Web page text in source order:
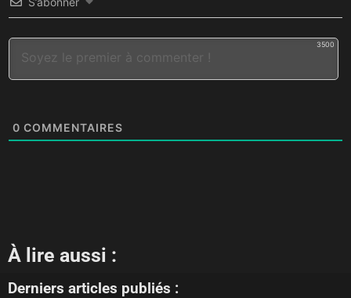
3500
0 COMMENTAIRES
À lire aussi :
Derniers articles publiés :